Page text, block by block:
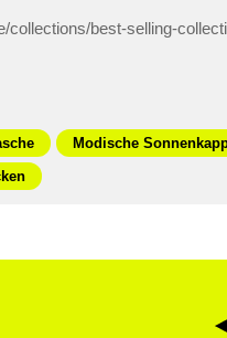
collections/best-selling-
Modische